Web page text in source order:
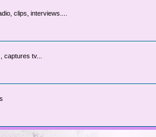
clips, interviews....
tv...